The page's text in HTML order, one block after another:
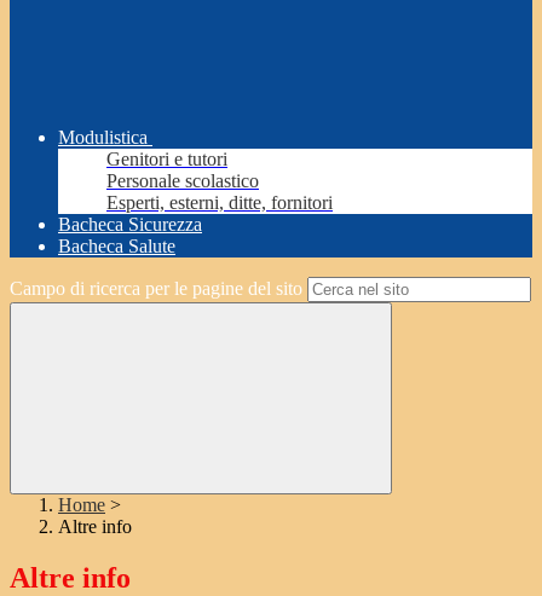
Modulistica
Genitori e tutori
Personale scolastico
Esperti, esterni, ditte, fornitori
Bacheca Sicurezza
Bacheca Salute
Campo di ricerca per le pagine del sito
Home >
Altre info
Altre info